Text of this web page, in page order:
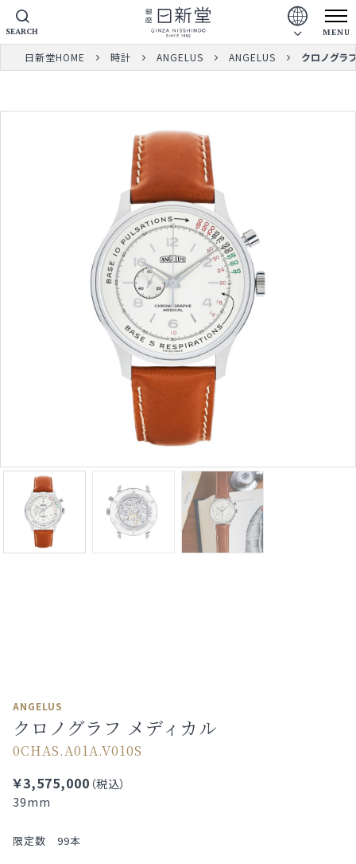
MENU
SEARCH
日新堂HOME 時計 ANGELUS ANGELUS クロノグラ
ANGELUS
クロノグラフ メディカル
0CHAS.A01A.V010S
￥3,575,000 （税込）
39mm
限定数 99本